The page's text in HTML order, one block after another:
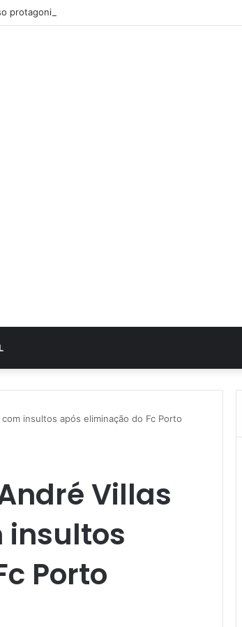
protagonizam dança sensual
insultos após eliminação do Fc Porto
Villas
insultos
Porto